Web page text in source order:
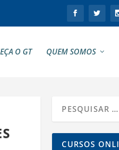
O GT QUEM SOMOS
CURSOS